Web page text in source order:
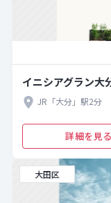
イニシアグラン大
JR「大分」駅2分
詳細を見る
大田区